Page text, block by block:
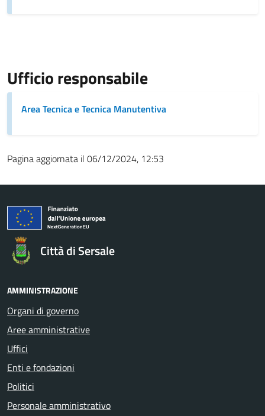
Ufficio responsabile
Area Tecnica e Tecnica Manutentiva
Pagina aggiornata il 06/12/2024, 12:53
Città di Sersale
AMMINISTRAZIONE
Organi di governo
Aree amministrative
Uffici
Enti e fondazioni
Politici
Personale amministrativo